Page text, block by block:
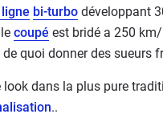
bi-turbo développant
coupé est bridé a 250
quoi donner des sueurs
dans la plus pure
..